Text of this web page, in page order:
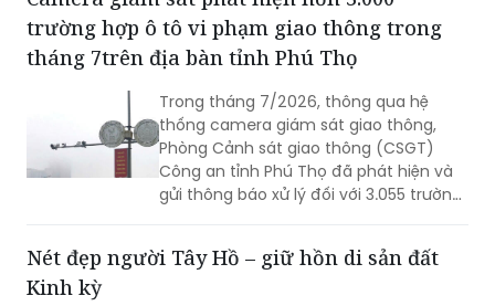
trường hợp ô tô vi phạm giao thông trong
tháng 7trên địa bàn tỉnh Phú Thọ
Trong tháng 7/2026, thông qua hệ
thống camera giám sát giao thông,
Phòng Cảnh sát giao thông (CSGT)
Công an tỉnh Phú Thọ đã phát hiện và
gửi thông báo xử lý đối với 3.055 trường
biến tập trung vào hành vi chạy quá
Nét đẹp người Tây Hồ – giữ hồn di sản đất
Kinh kỳ